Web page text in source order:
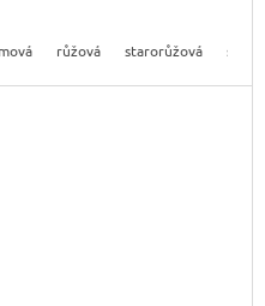
růžová starorůžová